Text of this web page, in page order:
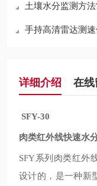
土壤水分监测方
手持高清雷达测
详细介绍 在线
SFY-30
肉类红外线快速水
SFY系列肉类红外
设计的，是一种新